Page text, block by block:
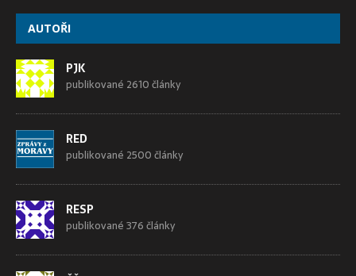
AUTOŘI
PJK
publikované 2610 články
RED
publikované 2500 články
RESP
publikované 376 články